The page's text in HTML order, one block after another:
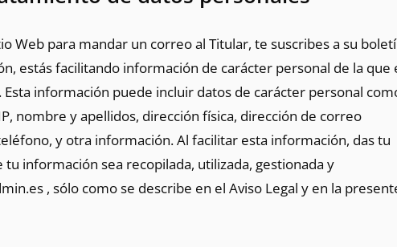
Web para mandar un correo al Titular, te suscribes a su
estás facilitando información de carácter personal de la que
Esta información puede incluir datos de carácter personal
nombre y apellidos, dirección física, dirección de correo
y otra información. Al facilitar esta información, das tu
información sea recopilada, utilizada, gestionada y
, sólo como se describe en el Aviso Legal y en la